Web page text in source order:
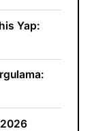
Yap: